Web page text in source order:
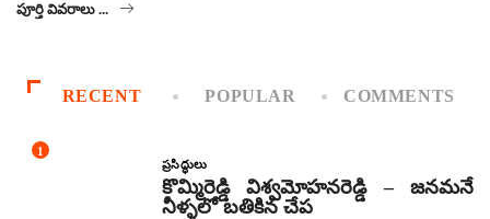
పూర్తి వివరాలు ...
RECENT POPULAR COMMENTS
1
ప్రసిద్ధులు
కొమ్మిరెడ్డి విశ్వమోహనరెడ్డి – జనమనే
నీళ్ళలో బతికిన చేప